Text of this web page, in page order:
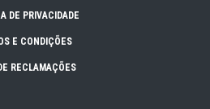
DE PRIVACIDADE
E CONDIÇÕES
RECLAMAÇÕES